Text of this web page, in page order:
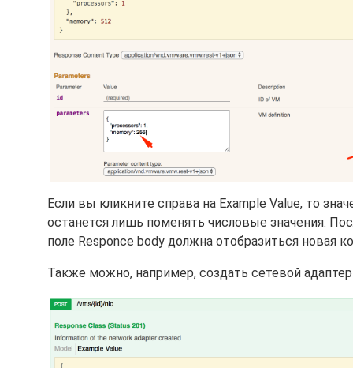
Если вы кликните справа на Example Value, то
останется лишь поменять числовые значения.
поле Responce body должна отобразиться новая
Также можно, например, создать сетевой